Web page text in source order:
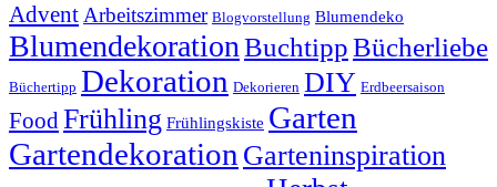
Advent Arbeitszimmer Blogvorstellung Blumendeko
Blumendekoration BuchtippBücherliebe
Büchertipp Dekoration Dekorieren DIY Erdbeersaison
FoodFrühling Frühlingskiste Garten
Gartendekoration Garteninspiration